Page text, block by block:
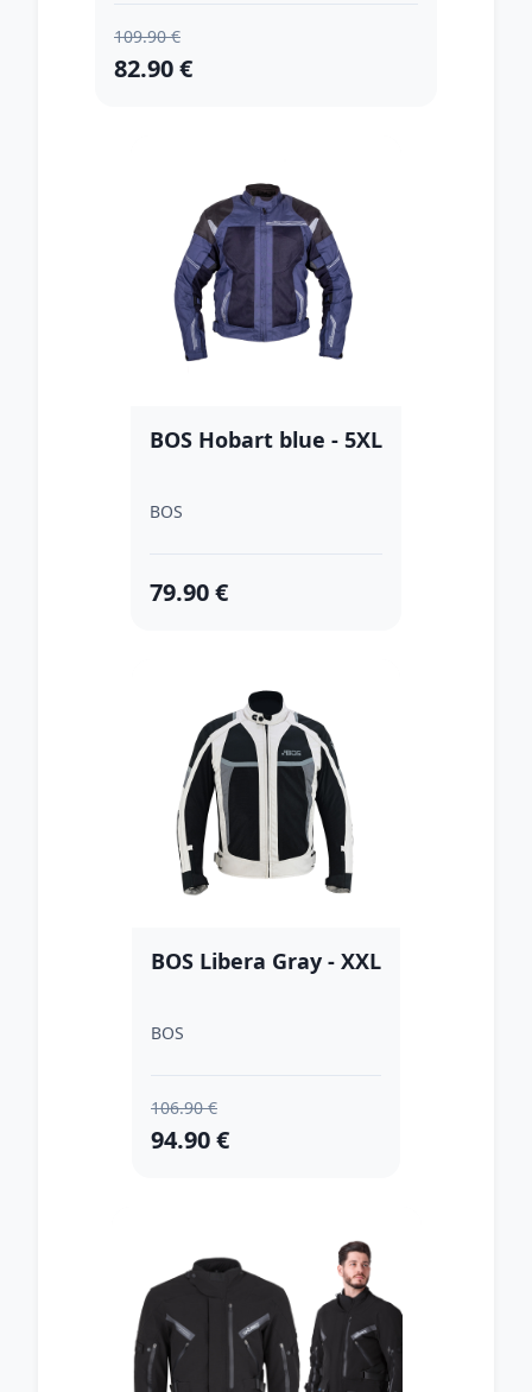
109.90 €
82.90 €
BOS Hobart blue - 5XL
BOS
79.90 €
BOS Libera Gray - XXL
BOS
106.90 €
94.90 €